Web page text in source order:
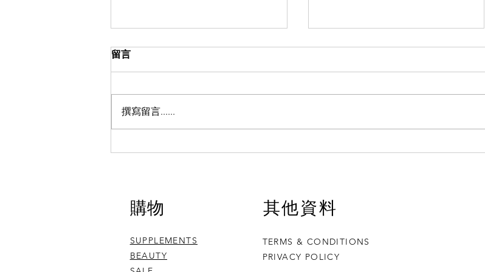
留言
撰寫留言......
​購物 其他資料
SUPPLEMENTS
BEAUTY
TERMS & CONDITIONS
PRIVACY POLICY